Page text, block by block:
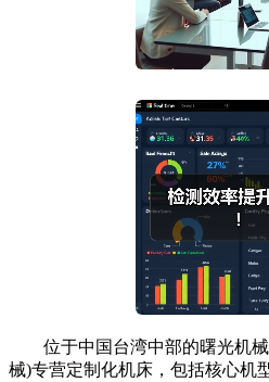
位于中国台湾中部的曙光机械
械)专营定制化机床，包括核心机